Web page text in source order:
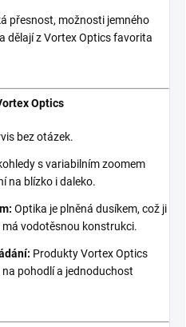
přesnost, možnosti jemného
dělají z Vortex Optics favorita
Optics
bez otázek.
s variabilním zoomem
na blízko i daleko.
Optika je plněná dusíkem, což ji
vodotěsnou konstrukci.
Produkty Vortex Optics
pohodlí a jednoduchost